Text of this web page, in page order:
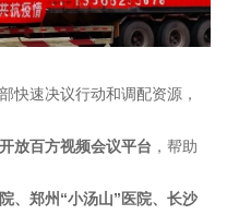
快速决议行动和调配资源，
放百方视频会议平台 ，帮助
、郑州“小汤山”医院、长沙